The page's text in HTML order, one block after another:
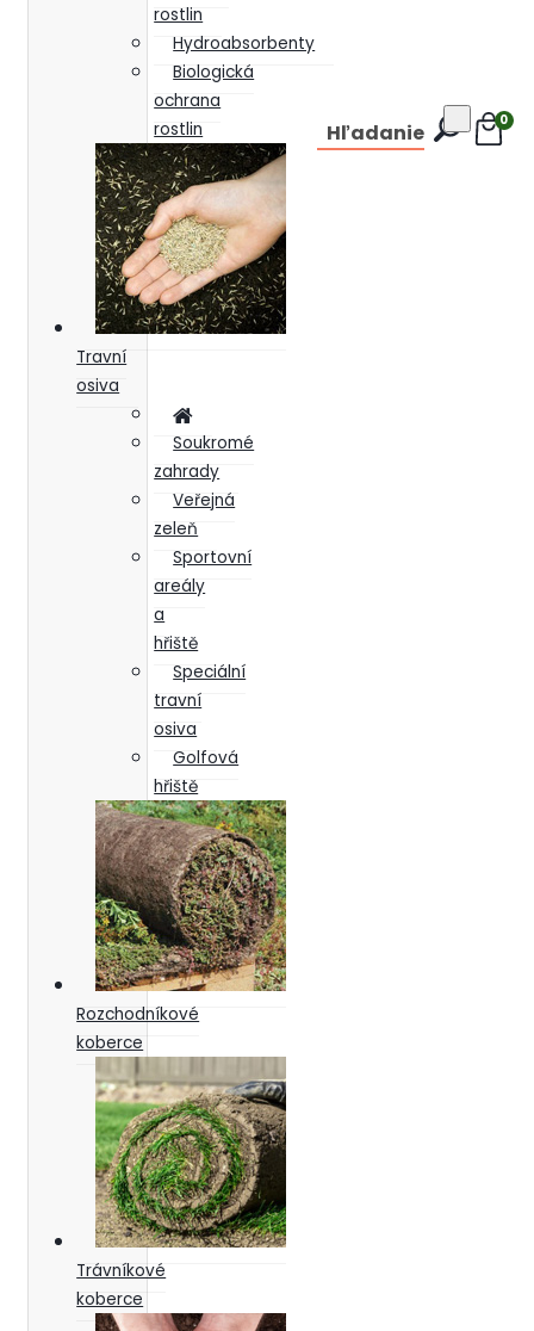
rostlin
Hydroabsorbenty
Biologická
ochrana
rostlin
Travní
osiva
Soukromé
zahrady
Veřejná
zeleň
Sportovní
areály
a
hřiště
Speciální
travní
osiva
Golfová
hřiště
Rozchodníkové
koberce
Trávníkové
koberce
Hľadanie 0